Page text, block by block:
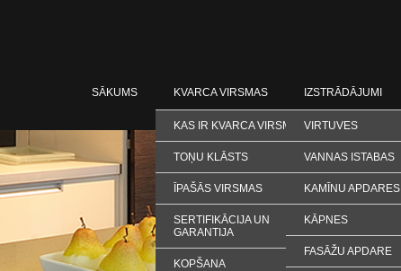
SĀKUMS KVARCA VIRSMAS
KAS IR KVARCA VIRSMAS
TOŅU KLĀSTS
ĪPAŠĀS VIRSMAS
SERTIFIKĀCIJA UN
GARANTIJA
KOPŠANA
IZSTRĀDĀJUMI
VIRTUVES
VANNAS ISTABAS
KAMĪNU APDARES
KĀPNES
FASĀŽU APDARE